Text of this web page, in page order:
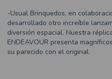
-Usual Brinquedos, en
desarrollado otro increíble
diversión espacial. Nuestra
ENDEAVOUR presenta
su parecido con el original.